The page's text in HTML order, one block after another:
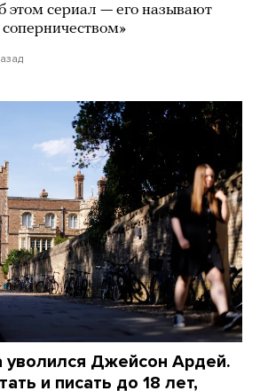
этом сериал — его называют
Джейсон Ардей.
и писать до 18 лет,